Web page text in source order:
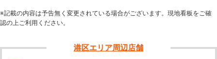
※記載の内容は予告無く変更されている場合がございます。現地看板をご確
認の上ご利用ください。
港区エリア周辺店舗